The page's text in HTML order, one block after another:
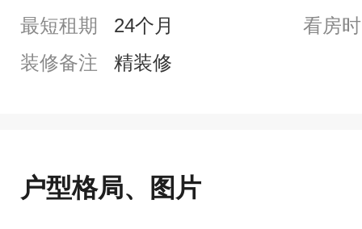
最短租期
24个月
看房
装修备注
精装修
户型格局、图片